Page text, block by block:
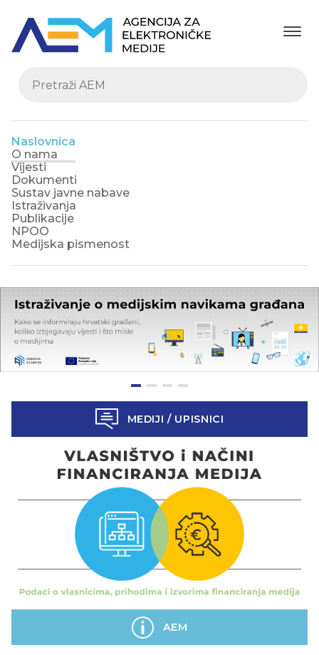
Naslovnica
O nama
Vijesti
Dokumenti
Sustav javne nabave
Istraživanja
Publikacije
NPOO
Medijska pismenost
MEDIJI / UPISNICI
AEM